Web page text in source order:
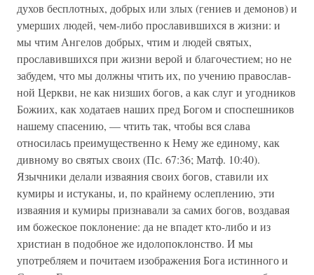
духов бесплотных, добрых или злых (гениев и демонов) и
умерших людей, чем-либо прославившихся в жизни: и
мы чтим Ангелов добрых, чтим и людей святых,
прославившихся при жизни верой и благочестием; но не
забудем, что мы должны чтить их, по учению православ­
ной Церкви, не как низших богов, а как слуг и угодников
Божиих, как ходатаев наших пред Богом и споспешников
нашему спасению, — чтить так, чтобы вся слава
относилась пре­имущественно к Нему же единому, как
дивному во святых своих (Пс. 67:36; Матф. 10:40).
Язычники делали изваяния своих богов, ставили их
кумиры и истуканы, и, по крайнему ослеплению, эти
изваяния и кумиры признавали за самих богов, воздавая
им божеское поклонение: да не впадет кто-либо и из
христиан в подобное же идолопоклонство. И мы
употребляем и почитаем изображения Бога истинного и